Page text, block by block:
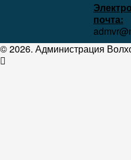
почта:
© 2026. Администрация